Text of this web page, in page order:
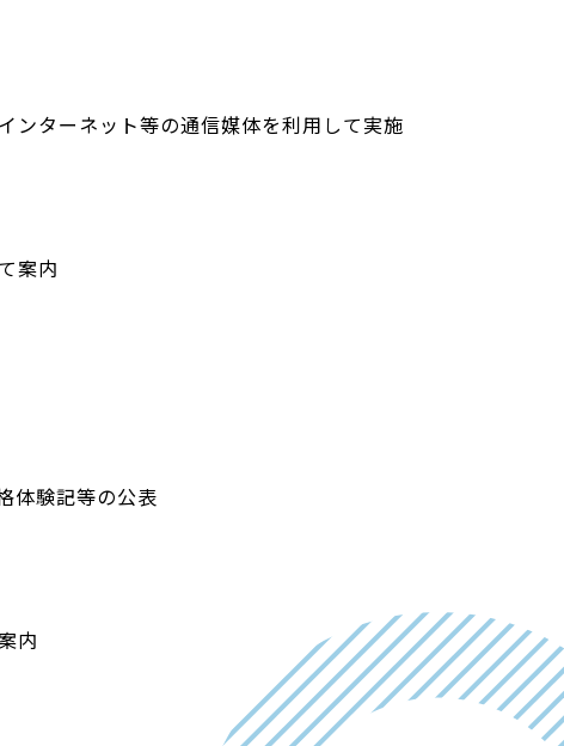
ンターネット等の通信媒体を利用して実施
案内
体験記等の公表
内